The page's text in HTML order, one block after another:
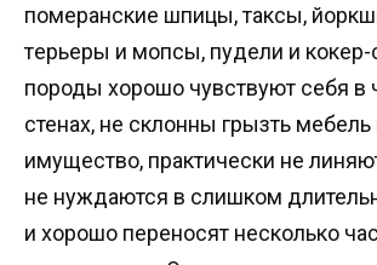
померанские шпицы, таксы,
тepьepы и мопсы, пудели и кoкep-
породы хорошо чувствуют себя в
стенах, не склонны грызть мебель
имущество, практически не
не нуждаются в слишком
и хорошо переносят несколько